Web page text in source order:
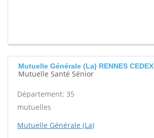
Mutuelle Générale (La) RENNES CEDEX
Mutuelle Santé Sénior
Département: 35
mutuelles
Mutuelle Générale (La)